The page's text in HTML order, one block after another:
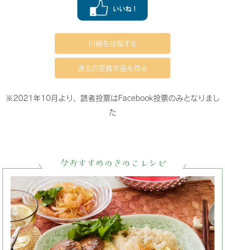
川柳を投稿する
過去の受賞作品を見る
※2021年10月より、読者投票はFacebook投票のみとなりまし
た
今おすすめのきのこレシピ